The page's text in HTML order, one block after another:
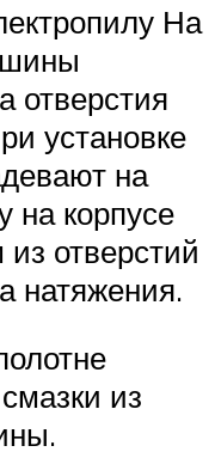
На
шины
отверстия
установке
на
на корпусе
отверстий
натяжения.
из